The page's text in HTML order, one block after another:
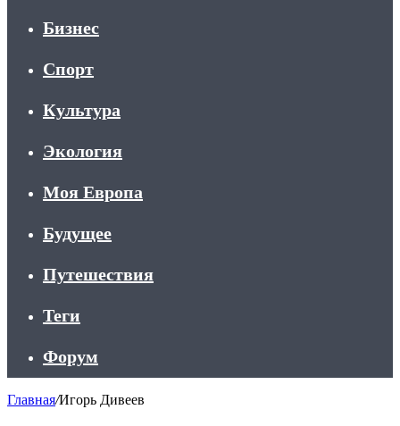
Бизнес
Спорт
Культура
Экология
Моя Европа
Будущее
Путешествия
Теги
Форум
Главная/Игорь Дивеев